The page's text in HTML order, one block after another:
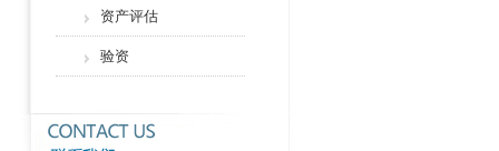
资产评估
验资